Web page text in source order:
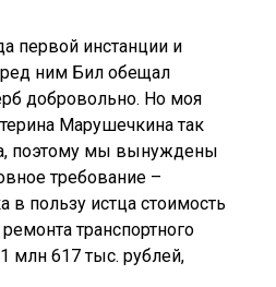
первой инстанции и
ним Бил обещал
добровольно. Но моя
Марушечкина так
поэтому мы вынуждены
требование –
в пользу истца стоимость
транспортного
млн 617 тыс. рублей,